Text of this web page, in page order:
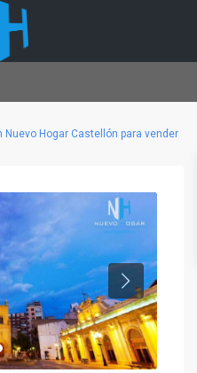
Nuevo Hogar Castellón para vender